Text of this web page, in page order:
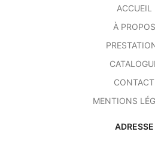
ACCUEIL
À PROPOS
CONTACT
MENTIONS
ADRESSE